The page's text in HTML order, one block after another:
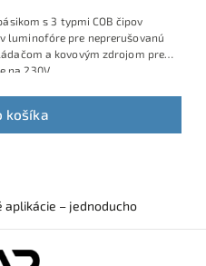
košíka
s 3 typmi COB čipov
luminofóre pre neprerušovanú
a kovovým zdrojom pre
na 230V
aplikácie – jednoducho